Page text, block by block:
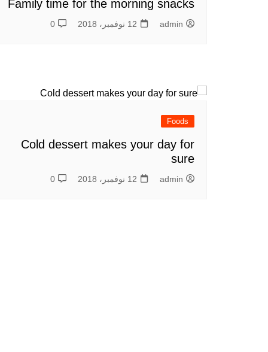
Family time for the morning snacks
admin 12 نوفمبر، 2018 0
Foods
Cold dessert makes your day for
sure
admin 12 نوفمبر، 2018 0